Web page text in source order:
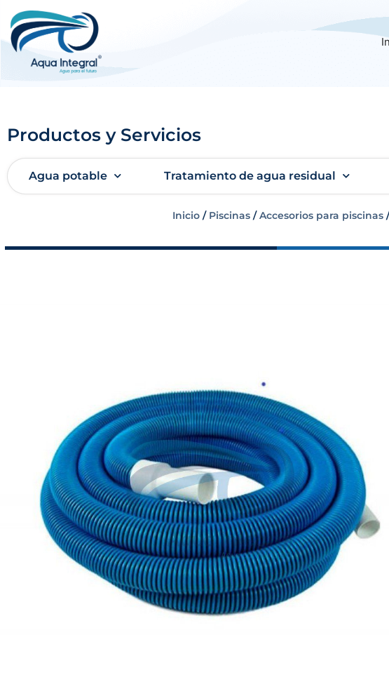
Productos y Servicios
Agua potable Tratamiento de agua residual
Inicio / Piscinas /Accesorios para piscinas